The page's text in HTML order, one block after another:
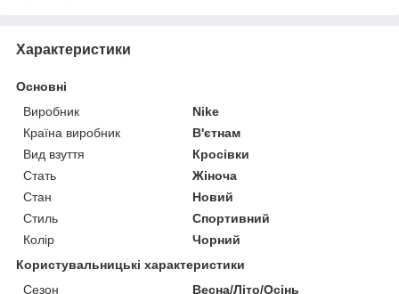
Характеристики
Основні
Виробник
Nike
Країна виробник
В'єтнам
Вид взуття
Кросівки
Стать
Жіноча
Стан
Новий
Стиль
Спортивний
Колір
Чорний
Користувальницькі характеристики
Сезон
Весна/Літо/Осінь